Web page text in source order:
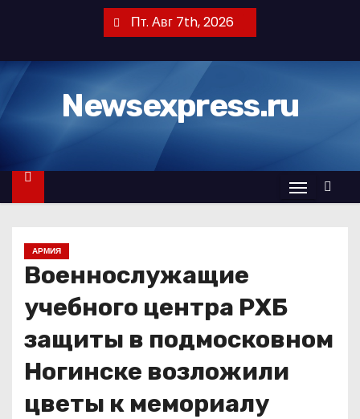
т
к
Пт. Авг 7th, 2026
Newsexpress.ru
АРМИЯ
Военнослужащие
учебного центра РХБ
защиты в подмосковном
Ногинске возложили
цветы к мемориалу